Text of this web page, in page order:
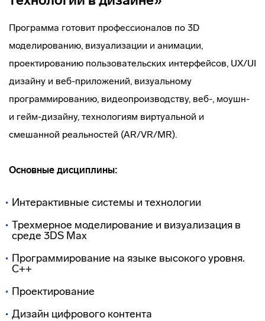
Программа готовит профессионалов по 3D
моделированию, визуализации и анимации,
проектированию пользовательских интерфейсов, UX/UI
дизайну и веб-приложений, визуальному
программированию, видеопроизводству, веб-, моушн-
и гейм-дизайну, технологиям виртуальной и
смешанной реальностей (AR/VR/MR).
Основные дисциплины:
Интерактивные системы и технологии
Трехмерное моделирование и визуализация в
среде 3DS Max
Программирование на языке высокого уровня.
С++
Проектирование
Дизайн цифрового контента